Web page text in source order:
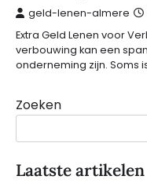
geld-lenen-almere
Extra Geld Lenen voor
verbouwing kan een
onderneming zijn. Soms
Zoeken
Laatste artikelen